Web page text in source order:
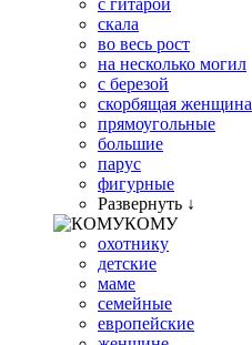
с гитарой
скала
во весь рост
на несколько могил
с березой
скорбящая женщина
прямоугольные
большие
парус
фигурные
Развернуть ↓
КОМУ
охотнику
детские
маме
семейные
европейские